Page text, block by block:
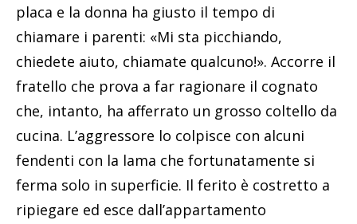
placa e la donna ha giusto il tempo di
chiamare i parenti: «Mi sta picchiando,
chiedete aiuto, chiamate qualcuno!». Accorre il
fratello che prova a far ragionare il cognato
che, intanto, ha afferrato un grosso coltello da
cucina. L’aggressore lo colpisce con alcuni
fendenti con la lama che fortunatamente si
ferma solo in superficie. Il ferito è costretto a
ripiegare ed esce dall’appartamento